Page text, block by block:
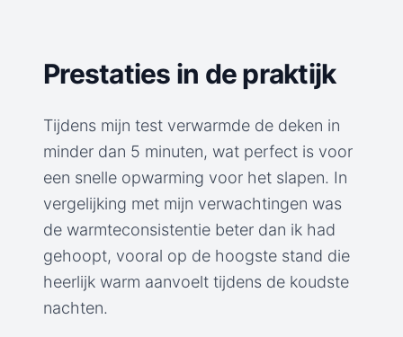
Prestaties in de praktijk
Tijdens mijn test verwarmde de deken in
minder dan 5 minuten, wat perfect is voor
een snelle opwarming voor het slapen. In
vergelijking met mijn verwachtingen was
de warmteconsistentie beter dan ik had
gehoopt, vooral op de hoogste stand die
heerlijk warm aanvoelt tijdens de koudste
nachten.